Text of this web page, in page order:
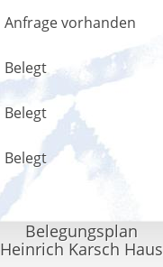
Anfrage vorhanden
Belegt
Belegt
Belegt
Belegungsplan
Heinrich Karsch Haus